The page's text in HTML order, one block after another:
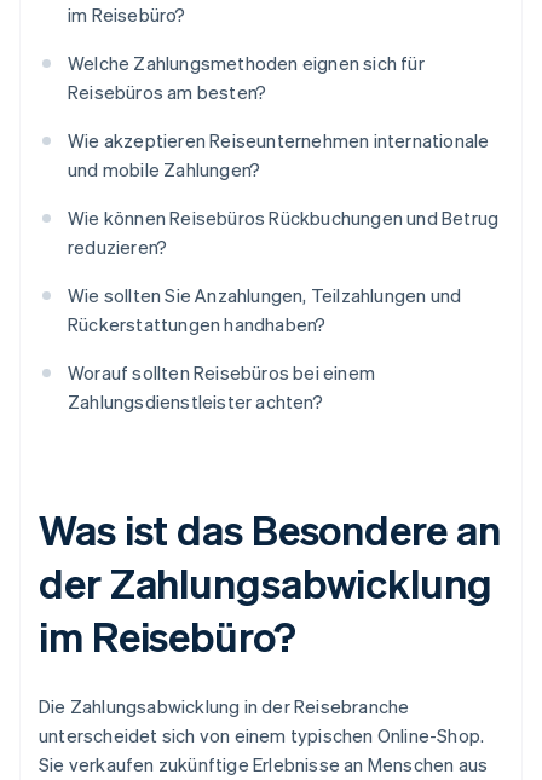
im Reisebüro?
Welche Zahlungsmethoden eignen sich für
Reisebüros am besten?
Wie akzeptieren Reiseunternehmen internationale
und mobile Zahlungen?
Wie können Reisebüros Rückbuchungen und Betrug
reduzieren?
Wie sollten Sie Anzahlungen, Teilzahlungen und
Rückerstattungen handhaben?
Worauf sollten Reisebüros bei einem
Zahlungsdienstleister achten?
Was ist das Besondere an
der Zahlungsabwicklung
im Reisebüro?
Die Zahlungsabwicklung in der Reisebranche
unterscheidet sich von einem typischen Online-Shop.
Sie verkaufen zukünftige Erlebnisse an Menschen aus